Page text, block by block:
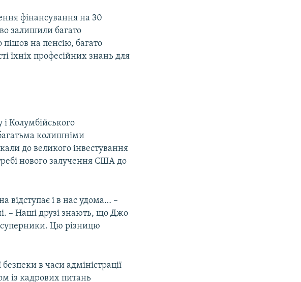
фінансування на 30
залишили багато
пішов на пенсію, багато
їхніх професійних знань для
Колумбійського
колишніми
до великого інвестування
нового залучення США до
відступає і в нас удома… –
– Наші друзі знають, що Джо
суперники. Цю різницю
в часи адміністрації
із кадрових питань